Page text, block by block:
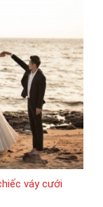
váy cưới